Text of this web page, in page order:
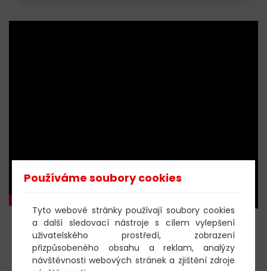
KOUPIT DOBROVOLNOU
VSTUPENKU
Používáme soubory cookies
Tyto webové stránky používají soubory cookies
a další sledovací nástroje s cílem vylepšení
uživatelského prostředí, zobrazení
přizpůsobeného obsahu a reklam, analýzy
návštěvnosti webových stránek a zjištění zdroje